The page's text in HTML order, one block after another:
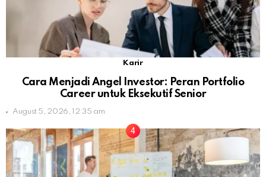
Karir
Cara Menjadi Angel Investor: Peran Portfolio
Career untuk Eksekutif Senior
August 5, 2026, 12:35 am